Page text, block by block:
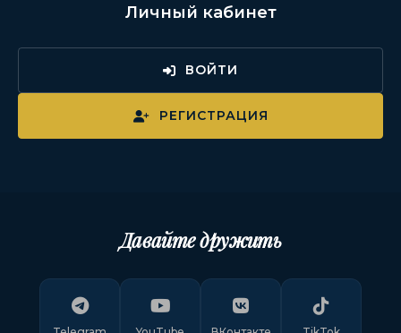
Личный кабинет
ВОЙТИ
РЕГИСТРАЦИЯ
Давайте дружить